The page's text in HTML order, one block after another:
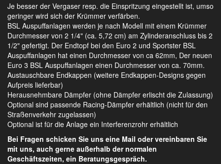
Je besser der Vergaser resp. die Einspritzung eingestellt ist, umso
geringer wird sich der Krümmer verfärben.
BSL Auspuffanlagen werden je nach Modell mit einem Krümmer
Durchmesser von 2 1/4" (ca. 5,72 cm) am Zylinderanschluss bis 2
1/2" gefertigt. Der Endtopf bei den Euro 2 und Sportster BSL
Auspuffanlagen hat einen Durchmesser von ca 62mm, Der neuen
Euro 3 BSL Auspuffanlagen einen Durchmesser von ca. 70mm.
Austauschbare Endkappen (weitere Endkappen-Designs gegen
Aufpreis lieferbar)
Herausnehmbare Dämpfer (ohne Dämpfer erlischt die Zulassung)
Optional sind passende Racing-Dämpfer erhältlich (nicht für den
Straßenverkehr zugelassen)
Optional ist für die Anlage ein Interferenzrohr erhältlich
Bei Fragen schicken Sie uns eine Mail oder vereinbaren Sie
mit uns, auch gerne außerhalb der normalen
Geschäftszeiten, ein Beratungsgespräch.